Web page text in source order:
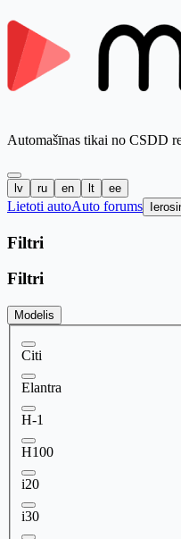
Automašīnas tikai no CSDD
lv ru en lt ee
Lietoti autoAuto forums
Filtri
Filtri
Modelis
Citi
Elantra
H-1
H100
i20
i30